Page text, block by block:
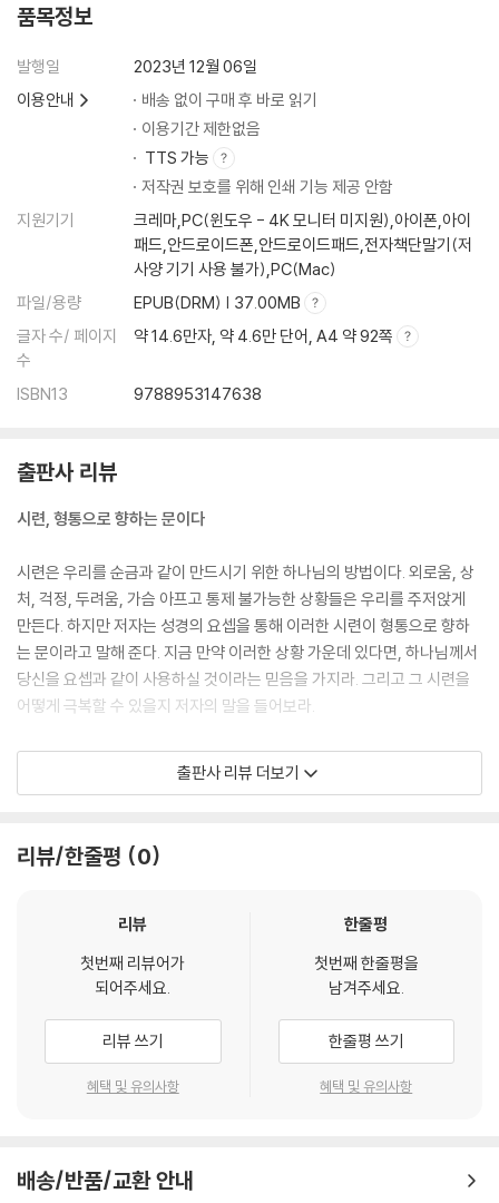
품목정보
발행일
2023년 12월 06일
이용안내
배송 없이 구매 후 바로 읽기
이용기간 제한없음
TTS 가능
저작권 보호를 위해 인쇄 기능 제공 안함
지원기기
크레마,PC(윈도우 - 4K 모니터 미지원),아이폰,아이
패드,안드로이드폰,안드로이드패드,전자책단말기(저
사양 기기 사용 불가),PC(Mac)
파일/용량
EPUB(DRM) | 37.00MB
글자 수/ 페이지
수
약 14.6만자, 약 4.6만 단어, A4 약 92쪽
ISBN13 9788953147638
출판사 리뷰
시련, 형통으로 향하는 문이다
시련은 우리를 순금과 같이 만드시기 위한 하나님의 방법이다. 외로움, 상
처, 걱정, 두려움, 가슴 아프고 통제 불가능한 상황들은 우리를 주저앉게
만든다. 하지만 저자는 성경의 요셉을 통해 이러한 시련이 형통으로 향하
는 문이라고 말해 준다. 지금 만약 이러한 상황 가운데 있다면, 하나님께서
당신을 요셉과 같이 사용하실 것이라는 믿음을 가지라. 그리고 그 시련을
어떻게 극복할 수 있을지 저자의 말을 들어보라.
하나님 안에 온전히 거하는 형통한 인생
다. 성경의 많은 등장 인물 중 하나님 안에 온전히 거해 형통한 인생을 산
로, 실패에서 성공으로 이끌었는지, 원칙들이 담겨 있다. 우리의 삶도 요셉
: 인생을 새롭게 바꾸는 요셉 원칙
1. 시련 속에 형통의 비밀이 숨어 있다
2. 하나님은 우리를 떠나지도, 버리지도 않으신다
6. 하나님이 당신을 통해 기적을 행하실 줄 기대하라
출판사 리뷰 더보기
리뷰/한줄평 0
리뷰
첫번째 리뷰어가
되어주세요.
리뷰 쓰기
혜택 및 유의사항
한줄평
첫번째 한줄평을
남겨주세요.
한줄평 쓰기
혜택 및 유의사항
배송/반품/교환 안내